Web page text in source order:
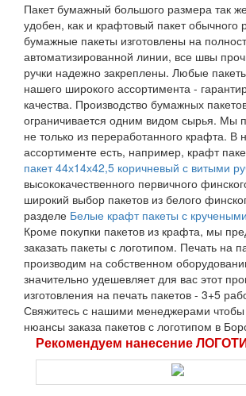
Пакет бумажный большого размера так
удобен, как и крафтовый пакет обычного
бумажные пакеты изготовлены на
автоматизированной линии, все швы
ручки надежно закреплены. Любые
нашего широкого ассортимента -
качества. Производство бумажных
ограничивается одним видом сырья. Мы
не только из переработанного крафта. В
ассортименте есть, например, крафт
пакет 44х14х42,5 коричневый с витыми
высококачественного первичного
широкий выбор пакетов из белого
разделе Белые крафт пакеты с
Кроме покупки пакетов из крафта, мы
заказать пакеты с логотипом. Печать на
производим на собственном
значительно удешевляет для вас этот
изготовления на печать пакетов - 3+5
Свяжитесь с нашими менеджерами чтобы
нюансы заказа пакетов с логотипом в
Рекомендуем нанесение